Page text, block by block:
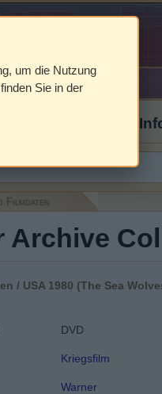
Cover & DVD
Filmdaten
Archive
/ USA 1980 (The Sea
DVD
Kriegsfilm
Warner
um die Nutzung
Sie in der